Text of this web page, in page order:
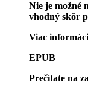
Nie je možné
vhodný skôr
Viac
EPUB
Prečítate na